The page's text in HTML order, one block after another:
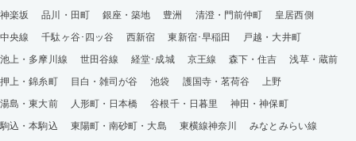
神楽坂
品川・田町 銀座・築地 豊洲 清澄・門前仲町
皇居西側
中央線
千駄ヶ谷･四ッ谷 西新宿 東新宿･早稲田
戸越・大井町
池上・多摩川線
世田谷線 経堂･成城 京王線 森下・住吉
浅草・蔵前
押上・錦糸町
目白・雑司が谷 池袋 護国寺・茗荷谷
上野
湯島・東大前
人形町・日本橋 谷根千・日暮里
神田・神保町
駒込・本駒込
東陽町・南砂町・大島 東横線神奈川
みなとみらい線